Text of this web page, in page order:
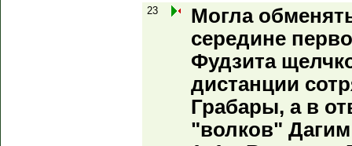
23
Могла
середине
Фудзита
дистанции
Грабары, а в
"волков"